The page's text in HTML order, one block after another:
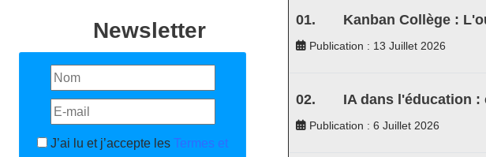
Newsletter
J’ai lu et j’accepte les Termes et
Kanban Collège :
Publication : 13 Juillet 2026
IA dans l'éducation
Publication : 6 Juillet 2026